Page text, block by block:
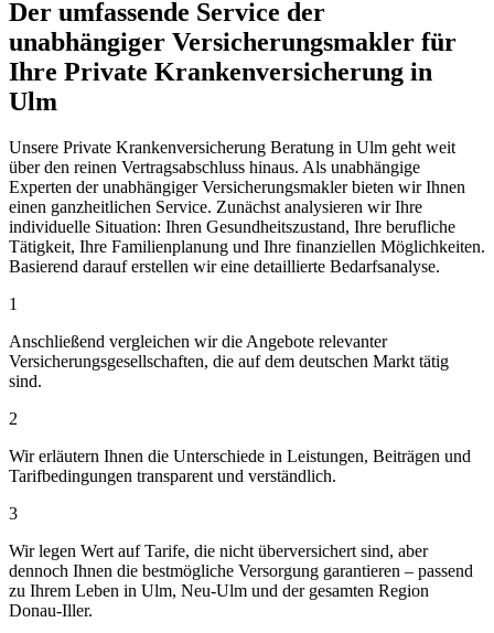
Der umfassende Service der
unabhängiger Versicherungsmakler für
Ihre Private Krankenversicherung in
Ulm
Unsere Private Krankenversicherung Beratung in Ulm geht weit
über den reinen Vertragsabschluss hinaus. Als unabhängige
Experten der unabhängiger Versicherungsmakler bieten wir Ihnen
einen ganzheitlichen Service. Zunächst analysieren wir Ihre
individuelle Situation: Ihren Gesundheitszustand, Ihre berufliche
Tätigkeit, Ihre Familienplanung und Ihre finanziellen Möglichkeiten.
Basierend darauf erstellen wir eine detaillierte Bedarfsanalyse.
1
Anschließend vergleichen wir die Angebote relevanter
Versicherungsgesellschaften, die auf dem deutschen Markt tätig
sind.
2
Wir erläutern Ihnen die Unterschiede in Leistungen, Beiträgen und
Tarifbedingungen transparent und verständlich.
3
Wir legen Wert auf Tarife, die nicht überversichert sind, aber
dennoch Ihnen die bestmögliche Versorgung garantieren – passend
zu Ihrem Leben in Ulm, Neu-Ulm und der gesamten Region
Donau-Iller.